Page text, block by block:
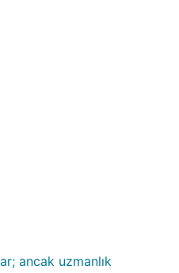
ancak uzmanlık